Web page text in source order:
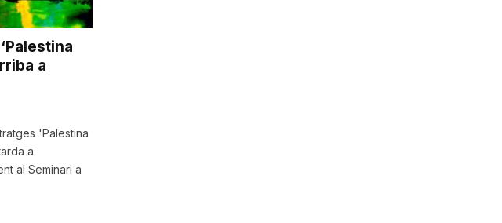
a
'Palestina
a
al Seminari a